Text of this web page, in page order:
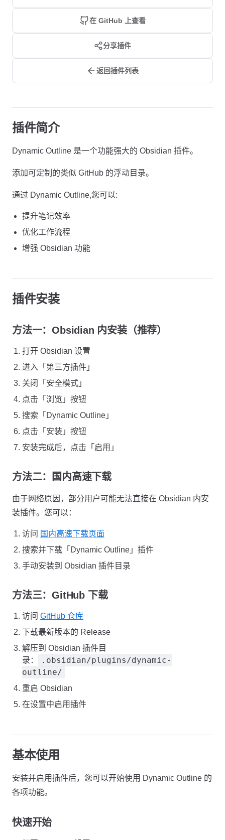
在 GitHub 上查看
分享插件
返回插件列表
插件简介
Dynamic Outline 是一个功能强大的 Obsidian 插件。
添加可定制的类似 GitHub 的浮动目录。
通过 Dynamic Outline,您可以:
提升笔记效率
优化工作流程
增强 Obsidian 功能
插件安装
方法一：Obsidian 内安装（推荐）
打开 Obsidian 设置
进入「第三方插件」
关闭「安全模式」
点击「浏览」按钮
搜索「Dynamic Outline」
点击「安装」按钮
安装完成后，点击「启用」
方法二：国内高速下载
由于网络原因，部分用户可能无法直接在 Obsidian 内安
装插件。您可以：
访问 国内高速下载页面
搜索并下载「Dynamic Outline」插件
手动安装到 Obsidian 插件目录
方法三：GitHub 下载
访问 GitHub 仓库
下载最新版本的 Release
解压到 Obsidian 插件目
录：
.obsidian/plugins/dynamic-
outline/
重启 Obsidian
在设置中启用插件
基本使用
安装并启用插件后，您可以开始使用 Dynamic Outline 的
各项功能。
快速开始